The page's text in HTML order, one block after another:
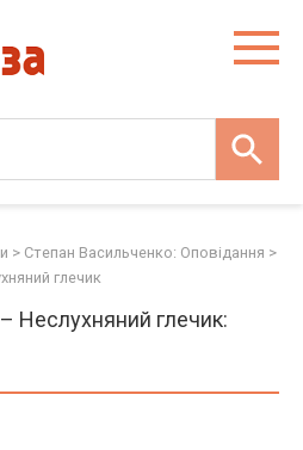
> Степан Васильченко: Оповідання >
глечик
Неслухняний глечик: